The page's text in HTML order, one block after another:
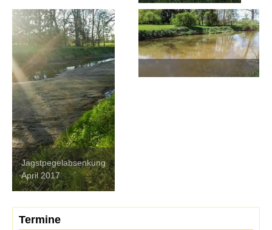
Jagstpegelabsenkung
April 2017
Termine